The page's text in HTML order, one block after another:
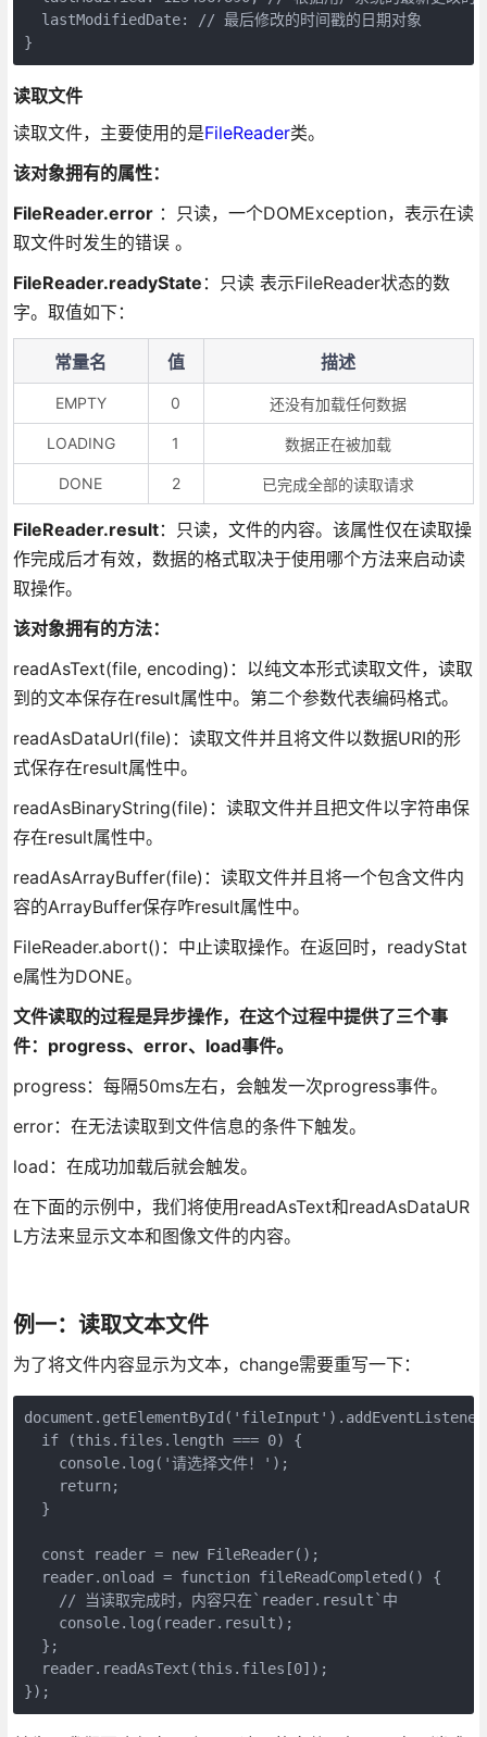
  lastModifiedDate: // 最后修改的时间戳的日期对象
读取文件
读取文件，主要使用的是FileReader类。
该对象拥有的属性：
FileReader.error：只读，一个DOMException，表示在读
取文件时发生的错误 。
FileReader.readyState ：只读 表示FileReader状态的数
字。取值如下：
常量名 值 描述
EMPTY 0 还没有加载任何数据
LOADING 1 数据正在被加载
DONE 2 已完成全部的读取请求
FileReader.result：只读，文件的内容。该属性仅在读取操
作完成后才有效，数据的格式取决于使用哪个方法来启动读
取操作。
该对象拥有的方法：
readAsText(file, encoding)：以纯文本形式读取文件，读取
到的文本保存在result属性中。第二个参数代表编码格式。
readAsDataUrl(file)：读取文件并且将文件以数据URI的形
式保存在result属性中。
readAsBinaryString(file)：读取文件并且把文件以字符串保
存在result属性中。
readAsArrayBuffer(file)：读取文件并且将一个包含文件内
容的ArrayBuffer保存咋result属性中。
FileReader.abort()：中止读取操作。在返回时，readyStat
e属性为DONE。
文件读取的过程是异步操作，在这个过程中提供了三个事
件：progress、error、load事件。
progress：每隔50ms左右，会触发一次progress事件。
error：在无法读取到文件信息的条件下触发。
load：在成功加载后就会触发。
在下面的示例中，我们将使用readAsText和readAsDataUR
L方法来显示文本和图像文件的内容。
例一：读取文本文件
为了将文件内容显示为文本，change需要重写一下：
  if (this.files.length === 0) {
    console.log('请选择文件！');
    return;
  }
  const reader = new FileReader();
  reader.onload = function fileReadCompleted() {
    // 当读取完成时，内容只在`reader.result`中
    console.log(reader.result);
  };
  reader.readAsText(this.files[0]);